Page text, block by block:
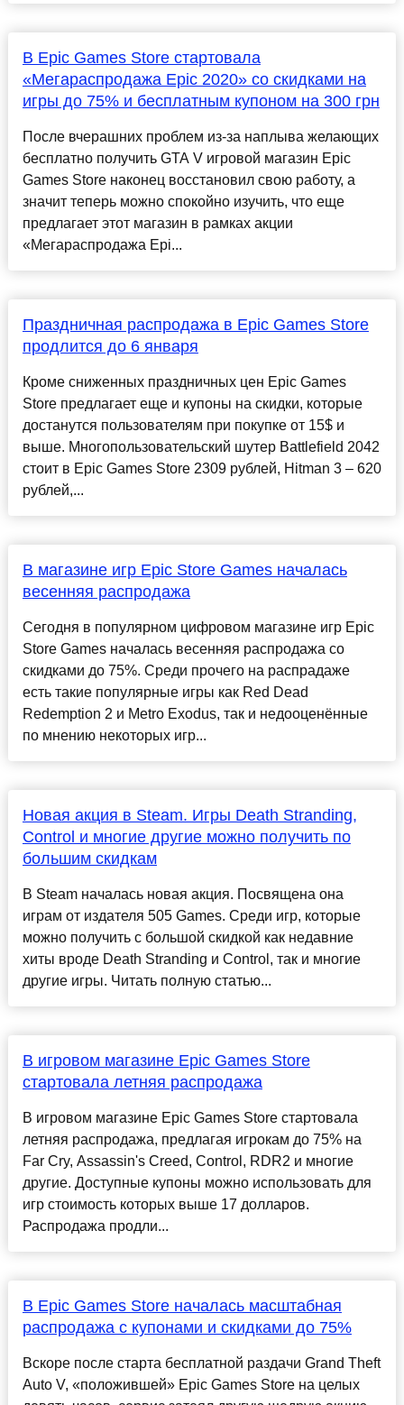
В Epic Games Store стартовала
«Мегараспродажа Epic 2020» со скидками на
игры до 75% и бесплатным купоном на 300 грн
После вчерашних проблем из-за наплыва желающих
бесплатно получить GTA V игровой магазин Epic
Games Store наконец восстановил свою работу, а
значит теперь можно спокойно изучить, что еще
предлагает этот магазин в рамках акции
«Мегараспродажа Epi...
Праздничная распродажа в Epic Games Store
продлится до 6 января
Кроме сниженных праздничных цен Epic Games
Store предлагает еще и купоны на скидки, которые
достанутся пользователям при покупке от 15$ и
выше. Многопользовательский шутер Battlefield 2042
стоит в Epic Games Store 2309 рублей, Hitman 3 – 620
рублей,...
В магазине игр Epic Store Games началась
весенняя распродажа
Сегодня в популярном цифровом магазине игр Epic
Store Games началась весенняя распродажа со
скидками до 75%. Среди прочего на распрадаже
есть такие популярные игры как Red Dead
Redemption 2 и Metro Exodus, так и недооценённые
по мнению некоторых игр...
Новая акция в Steam. Игры Death Stranding,
Control и многие другие можно получить по
большим скидкам
В Steam началась новая акция. Посвящена она
играм от издателя 505 Games. Среди игр, которые
можно получить с большой скидкой как недавние
хиты вроде Death Stranding и Control, так и многие
другие игры. Читать полную статью...
В игровом магазине Epic Games Store
стартовала летняя распродажа
В игровом магазине Epic Games Store стартовала
летняя распродажа, предлагая игрокам до 75% на
Far Cry, Assassin's Creed, Control, RDR2 и многие
другие. Доступные купоны можно использовать для
игр стоимость которых выше 17 долларов.
Распродажа продли...
В Epic Games Store началась масштабная
распродажа с купонами и скидками до 75%
Вскоре после старта бесплатной раздачи Grand Theft
Auto V, «положившей» Epic Games Store на целых